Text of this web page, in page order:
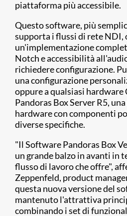
piattaforma più accessibile.
Questo software, più
supporta i flussi di rete NDI,
un'implementazione
Notch e accessibilità
richiedere configurazione.
una configurazione
oppure a qualsiasi hardware
Pandoras Box Server R5,
hardware con componenti
diverse specifiche.
"Il Software Pandoras Box
un grande balzo in avanti in
flusso di lavoro che offre",
Zeppenfeld, product
questa nuova versione del
mantenuto l'attrattiva
combinando i set di